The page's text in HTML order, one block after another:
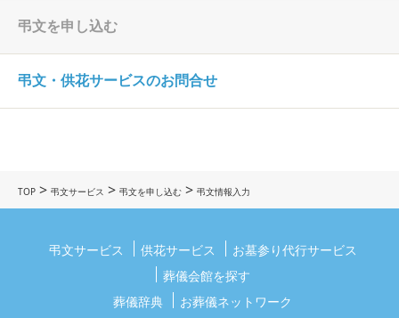
弔文を申し込む
弔文・供花サービスのお問合せ
TOP > 弔文サービス > 弔文を申し込む > 弔文情報入力
弔文サービス 供花サービス
お墓参り代行サービス
葬儀会館を探す
葬儀辞典
お葬儀ネットワーク